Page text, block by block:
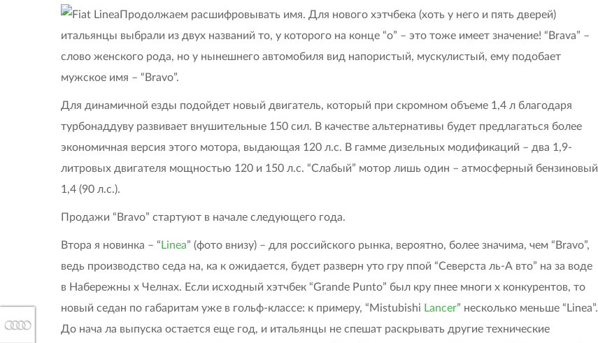
Продолжаем расшифровывать имя. Для нового хэтчбека (хоть у него и пять дверей)
итальянцы выбрали из двух названий то, у которого на конце “о” – это тоже имеет значение! “Brava” –
слово женского рода, но у нынешнего автомобиля вид напористый, мускулистый, ему подобает
мужское имя – “Bravo”.
Для динамичной езды подойдет новый двигатель, который при скромном объеме 1,4 л благодаря
турбонаддуву развивает внушительные 150 сил. В качестве альтернативы будет предлагаться более
экономичная версия этого мотора, выдающая 120 л.с. В гамме дизельных модификаций – два 1,9-
литровых двигателя мощностью 120 и 150 л.с. “Слабый” мотор лишь один – атмосферный бензиновый
1,4 (90 л.с.).
Продажи “Bravo” стартуют в начале следующего года.
Втора я новинка – “Linea” (фото внизу) – для российского рынка, вероятно, более значима, чем “Bravo”,
ведь производство седа на, ка к ожидается, будет разверн уто гру ппой “Северста ль-А вто” на за воде
в Набережны х Челнах. Если исходный хэтчбек “Grande Punto” был кру пнее многи х конкурентов, то
новый седан по габаритам уже в гольф-классе: к примеру, “Mistubishi Lancer” несколько меньше “Linea”.
До нача ла выпуска остается еще год, и итальянцы не спешат раскрывать другие технические